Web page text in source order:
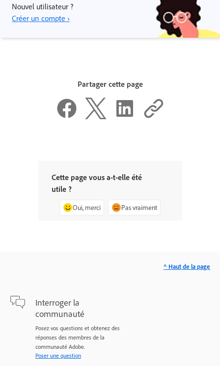
Nouvel utilisateur ?
Créer un compte ›
Partager cette page
Cette page vous a-t-elle été
utile ?
Oui, merci Pas vraiment
Interroger la
communauté
Posez vos questions et obtenez des
réponses des membres de la
communauté Adobe.
Poser une question
^ Haut de la page